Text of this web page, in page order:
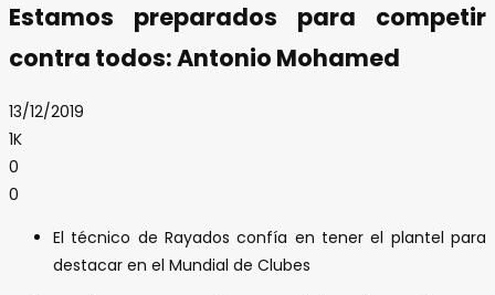
Estamos preparados para competir
contra todos: Antonio Mohamed
13/12/2019
1K
0
0
El técnico de Rayados confía en tener el plantel para
destacar en el Mundial de Clubes